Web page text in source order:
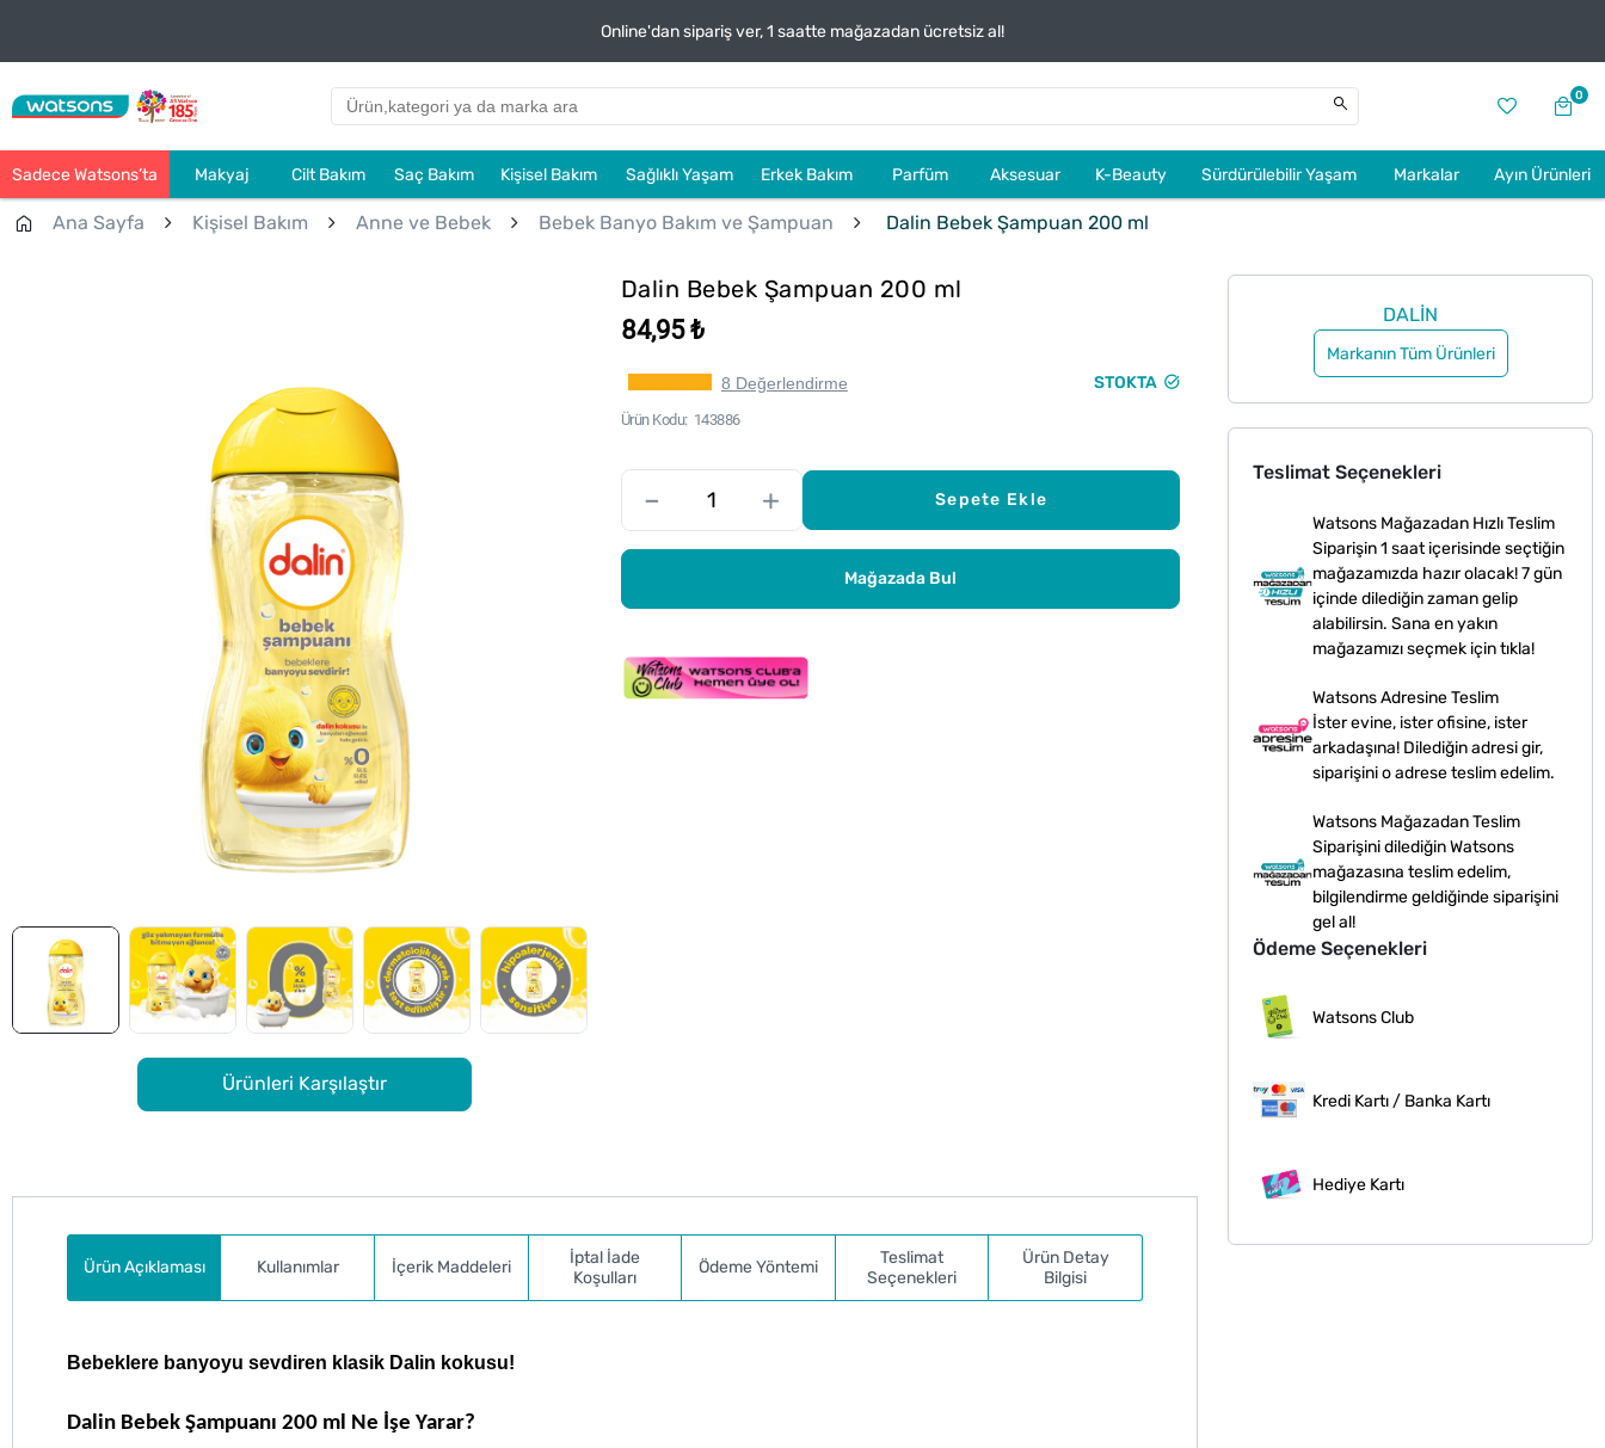
Online'dan sipariş ver, 1 saatte mağazadan ücretsiz al!
0
Sadece Watsons’ta Makyaj Cilt Bakım Saç Bakım Kişisel Bakım Sağlıklı Yaşam Erkek Bakım Parfüm Aksesuar K-Beauty Sürdürülebilir Yaşam Markalar Ayın Ürünleri
Ana Sayfa Kişisel Bakım Anne ve Bebek Bebek Banyo Bakım ve Şampuan Dalin Bebek Şampuan 200 ml
Ürünleri Karşılaştır
Dalin Bebek Şampuan 200 ml
84,95 ₺
8 Değerlendirme STOKTA
Ürün Kodu 143886
– + Sepete Ekle
Mağazada Bul
DALİN
Markanın Tüm Ürünleri
Teslimat Seçenekleri
Watsons Mağazadan Hızlı Teslim
Siparişin 1 saat içerisinde seçtiğin
mağazamızda hazır olacak! 7 gün
içinde dilediğin zaman gelip
alabilirsin. Sana en yakın
mağazamızı seçmek için tıkla!
Watsons Adresine Teslim
İster evine, ister ofisine, ister
arkadaşına! Dilediğin adresi gir,
siparişini o adrese teslim edelim.
Watsons Mağazadan Teslim
Siparişini dilediğin Watsons
mağazasına teslim edelim,
bilgilendirme geldiğinde siparişini
gel al!
Ödeme Seçenekleri
Watsons Club
Kredi Kartı / Banka Kartı
Hediye Kartı
Ürün Açıklaması Kullanımlar İçerik Maddeleri
İptal İade
Koşulları
Ödeme Yöntemi
Teslimat
Seçenekleri
Ürün Detay
Bilgisi
Bebeklere banyoyu sevdiren klasik Dalin kokusu!
Dalin Bebek Şampuanı 200 ml Ne İşe Yarar?